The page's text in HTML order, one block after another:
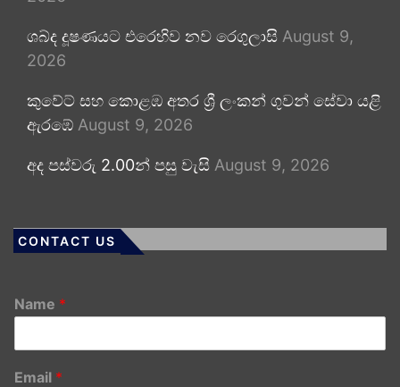
ශබ්ද දූෂණයට එරෙහිව නව රෙගුලාසි August 9,
2026
කුවේට් සහ කොළඹ අතර ශ්‍රී ලංකන් ගුවන් සේවා යළි
ඇරඹේ August 9, 2026
අද පස්වරු 2.00න් පසු වැසි August 9, 2026
CONTACT US
Name *
Email *